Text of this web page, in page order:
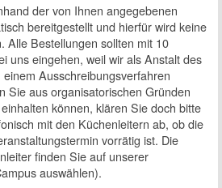
der von Ihnen angegebenen
bereitgestellt und hierfür wird keine
Alle Bestellungen sollten mit 10
uns eingehen, weil wir als Anstalt des
Ausschreibungsverfahren
Sie aus organisatorischen Gründen
können, klären Sie doch bitte
mit den Küchenleitern ab, ob die
vorrätig ist. Die
finden Sie auf unserer
auswählen).